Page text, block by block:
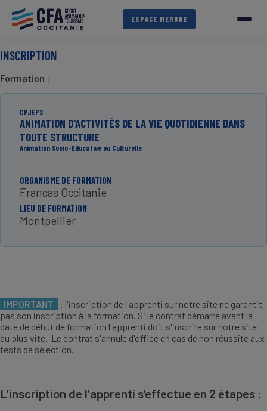
contenu
ESPACE MEMBRE
INSCRIPTION
Formation :
CPJEPS
ANIMATION D'ACTIVITÉS DE LA VIE QUOTIDIENNE DANS
TOUTE STRUCTURE
Animation Socio-Educative ou Culturelle
ORGANISME DE FORMATION
Francas Occitanie
LIEU DE FORMATION
Montpellier
IMPORTANT
: l'inscription de l'apprenti sur notre site ne garantit
pas son inscription à la formation. Si le contrat démarre avant la
date de début de formation l'apprenti doit s'inscrire sur notre site
au plus vite. Le contrat s'annule d'office en cas de non réussite aux
tests de sélection.
L’inscription de l’apprenti s’effectue en 2 étapes :